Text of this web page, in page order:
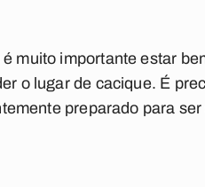
muito importante estar
o lugar de cacique. É
preparado para